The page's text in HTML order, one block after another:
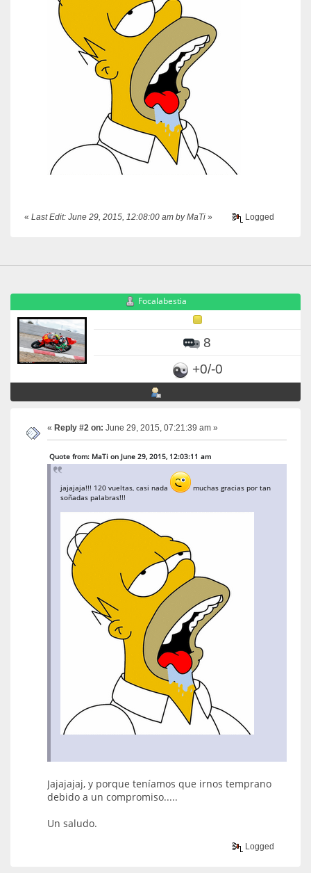
« Last Edit: June 29, 2015, 12:08:00 am by MaTi » Logged
Focalabestia
8
+0/-0
« Reply #2 on: June 29, 2015, 07:21:39 am »
Quote from: MaTi on June 29, 2015, 12:03:11 am
jajajaja!!! 120 vueltas, casi nada
muchas gracias por tan
soñadas palabras!!!
Jajajajaj, y porque teníamos que irnos temprano
debido a un compromiso.....
Un saludo.
Logged